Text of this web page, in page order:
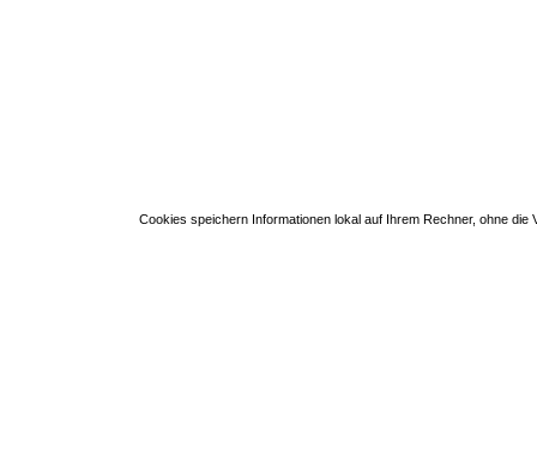
Cookies speichern Informationen lokal auf Ihrem Rechner, ohne